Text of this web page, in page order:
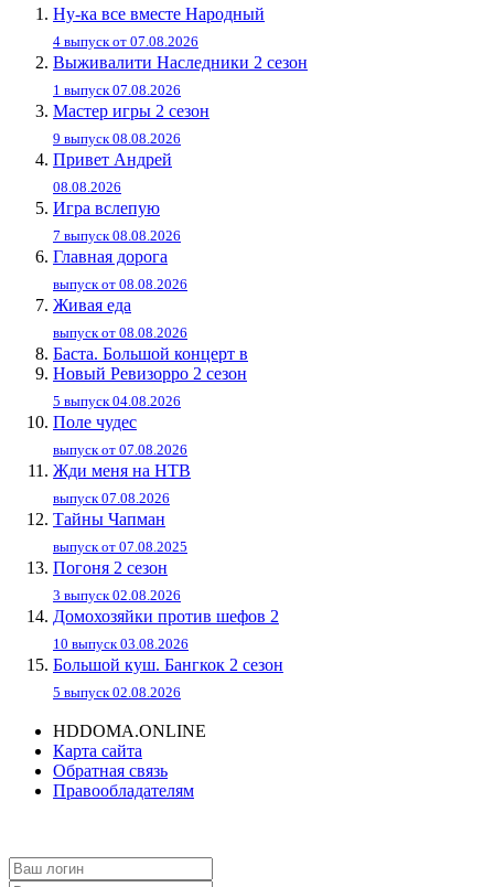
Ну-ка все вместе Народный
4 выпуск от 07.08.2026
Выживалити Наследники 2 сезон
1 выпуск 07.08.2026
Мастер игры 2 сезон
9 выпуск 08.08.2026
Привет Андpей
08.08.2026
Игра вслепую
7 выпуск 08.08.2026
Главная дорога
выпуск от 08.08.2026
Живaя eдa
выпуск от 08.08.2026
Баста. Большой концерт в
Новый Ревизорро 2 сезон
5 выпуск 04.08.2026
Поле чудес
выпуск от 07.08.2026
Жди меня на НТВ
выпуск 07.08.2026
Тайны Чапман
выпуск от 07.08.2025
Погоня 2 сезон
3 выпуск 02.08.2026
Домохозяйки против шефов 2
10 выпуск 03.08.2026
Большой куш. Бангкок 2 сезон
5 выпуск 02.08.2026
HDDOMA.ONLINE
Карта сайта
Обратная связь
Правообладателям